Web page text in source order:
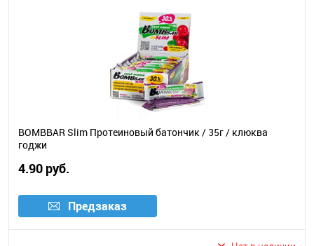
BOMBBAR Slim Протеиновый батончик / 35г / клюква
годжи
4.90 руб.
Предзаказ